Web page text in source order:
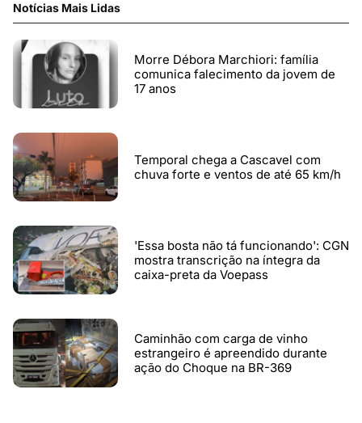
Notícias Mais Lidas
Morre Débora Marchiori: família
comunica falecimento da jovem de
17 anos
Temporal chega a Cascavel com
chuva forte e ventos de até 65 km/h
'Essa bosta não tá funcionando': CGN
mostra transcrição na íntegra da
caixa-preta da Voepass
Caminhão com carga de vinho
estrangeiro é apreendido durante
ação do Choque na BR-369